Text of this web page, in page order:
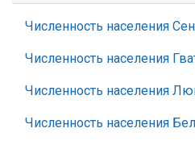
Численность населения
Численность населения
Численность населения
Численность населения